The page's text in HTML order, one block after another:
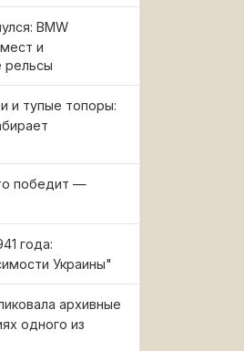
BMW
и
рельсы
и тупые топоры:
победит —
года:
Украины"
архивные
одного из